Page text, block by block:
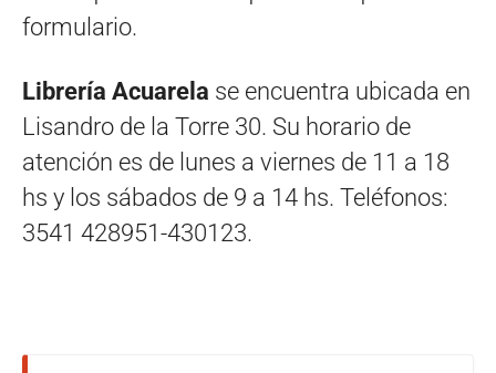
formulario.
Librería Acuarela se encuentra ubicada en
Lisandro de la Torre 30. Su horario de
atención es de lunes a viernes de 11 a 18
hs y los sábados de 9 a 14 hs. Teléfonos:
3541 428951-430123.